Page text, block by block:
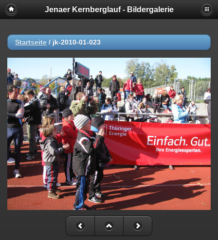
Jenaer Kernberglauf - Bildergalerie
Startseite / jk-2010-01-023